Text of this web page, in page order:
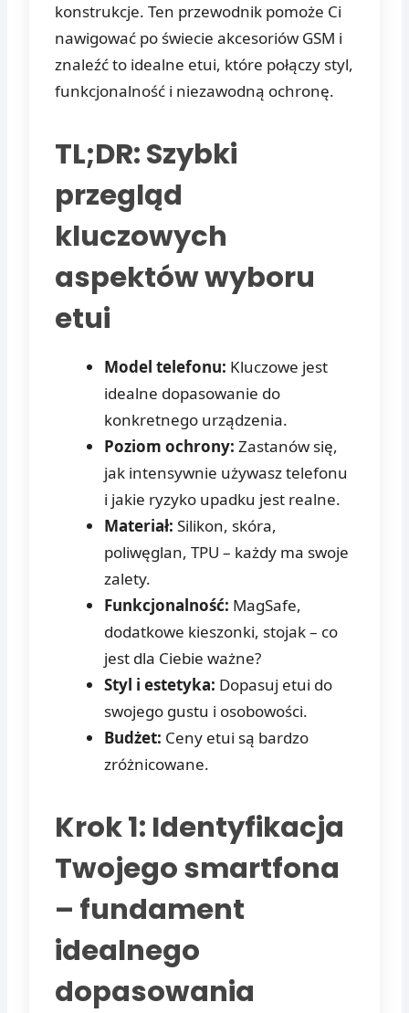
konstrukcje. Ten przewodnik pomoże Ci
nawigować po świecie akcesoriów GSM i
znaleźć to idealne etui, które połączy styl,
funkcjonalność i niezawodną ochronę.
TL;DR: Szybki
przegląd
kluczowych
aspektów wyboru
etui
Model telefonu: Kluczowe jest
idealne dopasowanie do
konkretnego urządzenia.
Poziom ochrony: Zastanów się,
jak intensywnie używasz telefonu
i jakie ryzyko upadku jest realne.
Materiał: Silikon, skóra,
poliwęglan, TPU – każdy ma swoje
zalety.
Funkcjonalność: MagSafe,
dodatkowe kieszonki, stojak – co
jest dla Ciebie ważne?
Styl i estetyka: Dopasuj etui do
swojego gustu i osobowości.
Budżet: Ceny etui są bardzo
zróżnicowane.
Krok 1: Identyfikacja
Twojego smartfona
– fundament
idealnego
dopasowania